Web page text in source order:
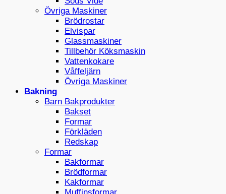
Övriga Maskiner
Brödrostar
Elvispar
Glassmaskiner
Tillbehör Köksmaskin
Vattenkokare
Våffeljärn
Övriga Maskiner
Bakning
Barn Bakprodukter
Bakset
Formar
Förkläden
Redskap
Formar
Bakformar
Brödformar
Kakformar